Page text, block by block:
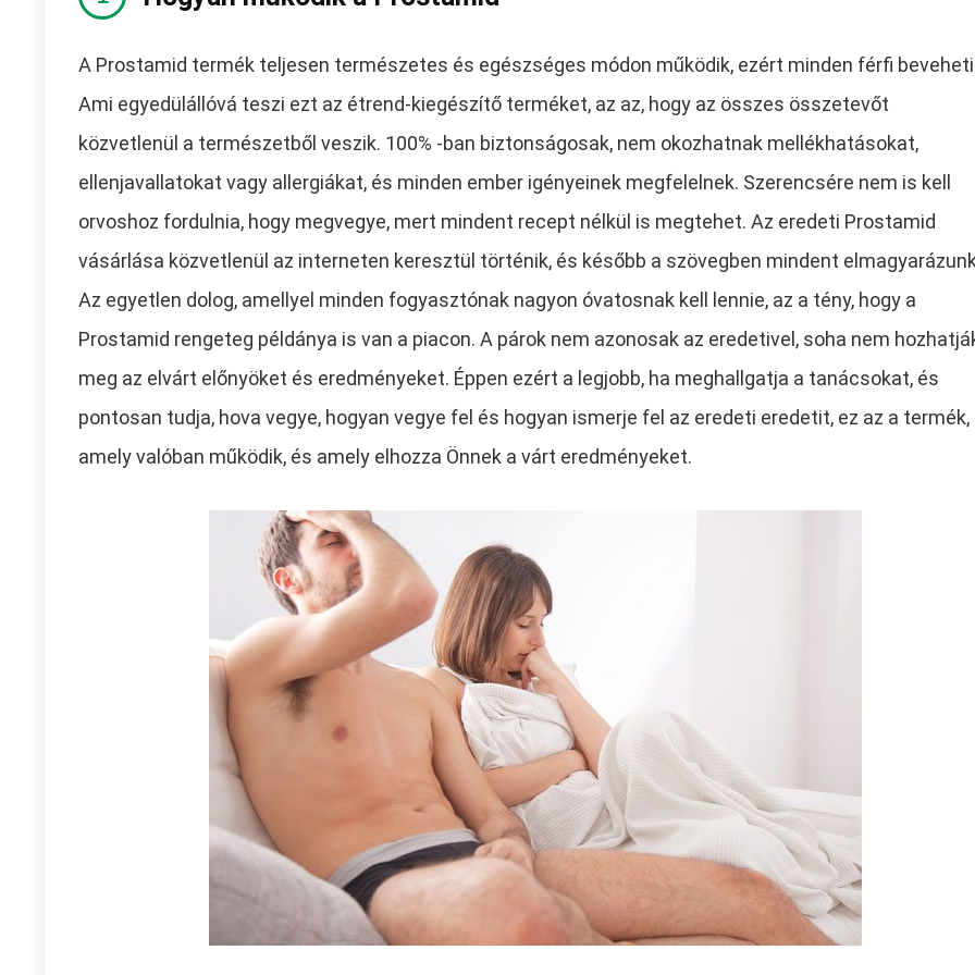
A Prostamid termék teljesen természetes és egészséges módon működik, ezért minden férfi
Ami egyedülállóvá teszi ezt az étrend-kiegészítő terméket, az az, hogy az összes összetevőt
közvetlenül a természetből veszik. 100% -ban biztonságosak, nem okozhatnak mellékhatásokat,
ellenjavallatokat vagy allergiákat, és minden ember igényeinek megfelelnek. Szerencsére nem is kell
orvoshoz fordulnia, hogy megvegye, mert mindent recept nélkül is megtehet. Az eredeti Prostamid
vásárlása közvetlenül az interneten keresztül történik, és később a szövegben mindent
Az egyetlen dolog, amellyel minden fogyasztónak nagyon óvatosnak kell lennie, az a tény, hogy a
Prostamid rengeteg példánya is van a piacon. A párok nem azonosak az eredetivel, soha nem
meg az elvárt előnyöket és eredményeket. Éppen ezért a legjobb, ha meghallgatja a tanácsokat, és
pontosan tudja, hova vegye, hogyan vegye fel és hogyan ismerje fel az eredeti eredetit, ez az a termék,
amely valóban működik, és amely elhozza Önnek a várt eredményeket.